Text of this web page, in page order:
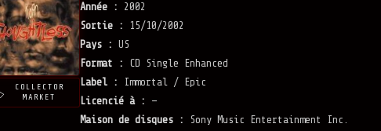
COLLECTOR
MARKET
Année :
2002
Sortie :
15/10/2002
Pays : US
Format :
CD Single Enhanced
Label :
Immortal / Epic
Licencié à :
—
Maison de disques :
Sony Music Entertainment Inc.